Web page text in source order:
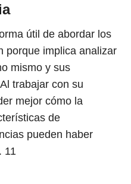
útil de abordar los
porque implica analizar
mismo y sus
trabajar con su
mejor cómo la
de
pueden haber
11